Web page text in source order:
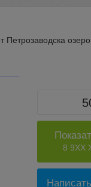
Петрозаводска
8 9XX